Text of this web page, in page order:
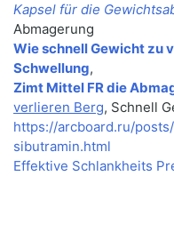
Kapsel für die
Abmagerung
Wie schnell Gewicht zu
Schwellung,
Zimt Mittel FR die
verlieren Berg, Schnell
https://arcboard.ru/
sibutramin.html
Effektive Schlankheits